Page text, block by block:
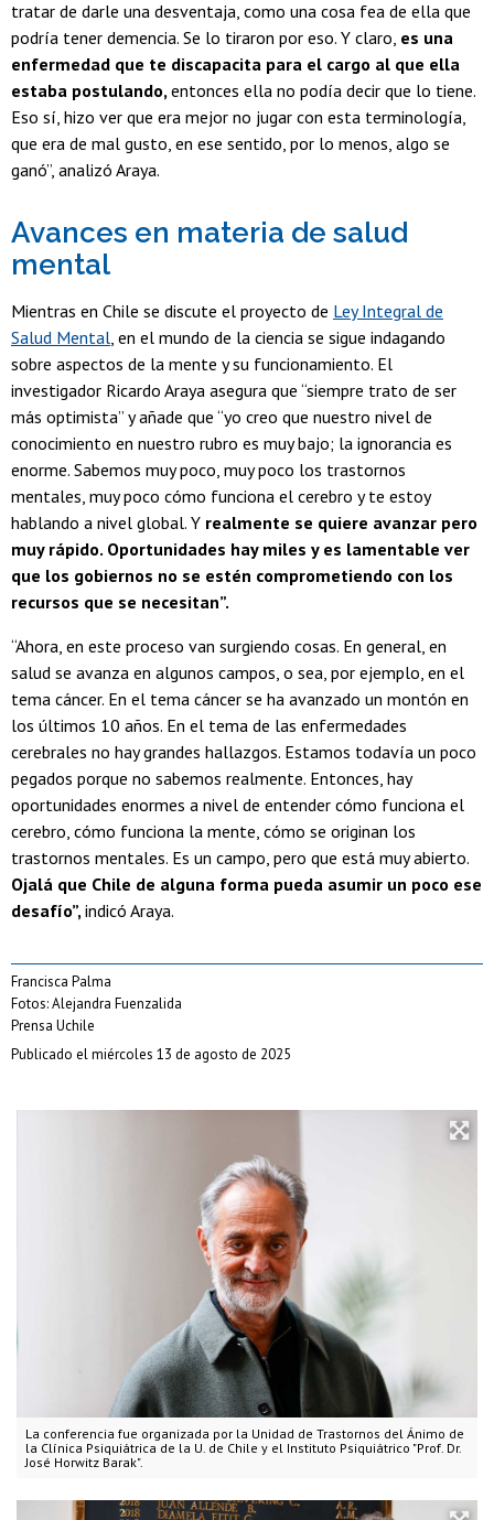
La conferencia fue organizada por la Unidad de Trastornos del Ánimo de
la Clínica Psiquiátrica de la U. de Chile y el Instituto Psiquiátrico "Prof. Dr.
José Horwitz Barak".
tratar de darle una desventaja, como una cosa fea de ella que
podría tener demencia. Se lo tiraron por eso. Y claro, es una
enfermedad que te discapacita para el cargo al que ella
estaba postulando,entonces ella no podía decir que lo tiene.
Eso sí, hizo ver que era mejor no jugar con esta terminología,
que era de mal gusto, en ese sentido, por lo menos, algo se
ganó”, analizó Araya.
Avances en materia de salud
mental
Mientras en Chile se discute el proyecto de Ley Integral de
Salud Mental, en el mundo de la ciencia se sigue indagando
sobre aspectos de la mente y su funcionamiento. El
investigador Ricardo Araya asegura que “siempre trato de ser
más optimista” y añade que “yo creo que nuestro nivel de
conocimiento en nuestro rubro es muy bajo; la ignorancia es
enorme. Sabemos muy poco, muy poco los trastornos
mentales, muy poco cómo funciona el cerebro y te estoy
hablando a nivel global. Y realmente se quiere avanzar pero
muy rápido. Oportunidades hay miles y es lamentable ver
que los gobiernos no se estén comprometiendo con los
recursos que se necesitan”.
“Ahora, en este proceso van surgiendo cosas. En general, en
salud se avanza en algunos campos, o sea, por ejemplo, en el
tema cáncer. En el tema cáncer se ha avanzado un montón en
los últimos 10 años. En el tema de las enfermedades
cerebrales no hay grandes hallazgos. Estamos todavía un poco
pegados porque no sabemos realmente. Entonces, hay
oportunidades enormes a nivel de entender cómo funciona el
cerebro, cómo funciona la mente, cómo se originan los
trastornos mentales. Es un campo, pero que está muy abierto.
Ojalá que Chile de alguna forma pueda asumir un poco ese
desafío”,indicó Araya.
Francisca Palma
Fotos: Alejandra Fuenzalida
Prensa Uchile
Publicado el miércoles 13 de agosto de 2025